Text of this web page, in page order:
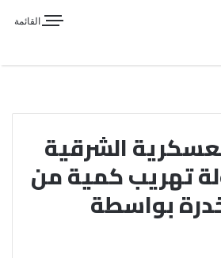
القائمة
الشرقية
تهريب كمية من
بواسطة